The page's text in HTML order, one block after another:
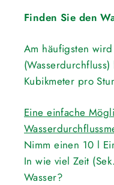
Finden Sie den
Am häufigsten
Kubikmeter pro
Eine einfache
Nimm einen 10 l
In wie viel Zeit
Wasser?